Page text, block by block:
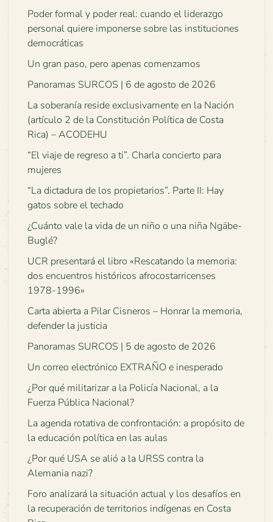
Poder formal y poder real: cuando el liderazgo
personal quiere imponerse sobre las instituciones
democráticas
Un gran paso, pero apenas comenzamos
Panoramas SURCOS | 6 de agosto de 2026
La soberanía reside exclusivamente en la Nación
(artículo 2 de la Constitución Política de Costa
Rica) – ACODEHU
“El viaje de regreso a ti”. Charla concierto para
mujeres
“La dictadura de los propietarios”. Parte II: Hay
gatos sobre el techado
¿Cuánto vale la vida de un niño o una niña Ngäbe-
Buglé?
UCR presentará el libro «Rescatando la memoria:
dos encuentros históricos afrocostarricenses
1978-1996»
Carta abierta a Pilar Cisneros – Honrar la memoria,
defender la justicia
Panoramas SURCOS | 5 de agosto de 2026
Un correo electrónico EXTRAÑO e inesperado
¿Por qué militarizar a la Policía Nacional, a la
Fuerza Pública Nacional?
La agenda rotativa de confrontación: a propósito de
la educación política en las aulas
¿Por qué USA se alió a la URSS contra la
Alemania nazi?
Foro analizará la situación actual y los desafíos en
la recuperación de territorios indígenas en Costa